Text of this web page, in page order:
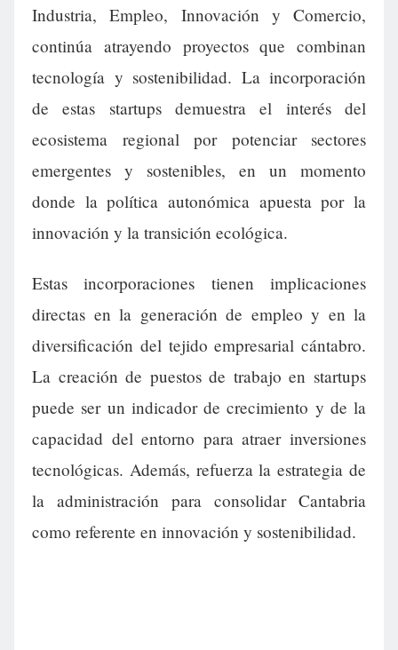
Industria, Empleo, Innovación y Comercio,
continúa atrayendo proyectos que combinan
tecnología y sostenibilidad. La incorporación
de estas startups demuestra el interés del
ecosistema regional por potenciar sectores
emergentes y sostenibles, en un momento
donde la política autonómica apuesta por la
innovación y la transición ecológica.
Estas incorporaciones tienen implicaciones
directas en la generación de empleo y en la
diversificación del tejido empresarial cántabro.
La creación de puestos de trabajo en startups
puede ser un indicador de crecimiento y de la
capacidad del entorno para atraer inversiones
tecnológicas. Además, refuerza la estrategia de
la administración para consolidar Cantabria
como referente en innovación y sostenibilidad.